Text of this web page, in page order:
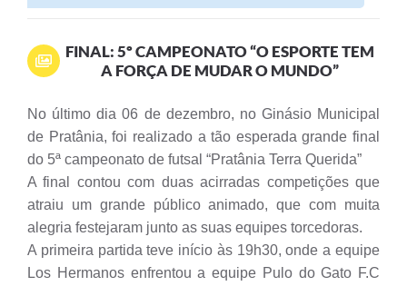
FINAL: 5º CAMPEONATO “O ESPORTE TEM
A FORÇA DE MUDAR O MUNDO”
No último dia 06 de dezembro, no Ginásio Municipal
de Pratânia, foi realizado a tão esperada grande final
do 5ª campeonato de futsal “Pratânia Terra Querida”
A final contou com duas acirradas competições que
atraiu um grande público animado, que com muita
alegria festejaram junto as suas equipes torcedoras.
A primeira partida teve início às 19h30, onde a equipe
Los Hermanos enfrentou a equipe Pulo do Gato F.C